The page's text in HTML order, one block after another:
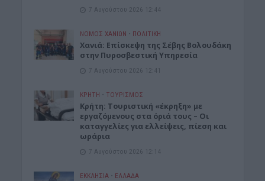
7 Αυγούστου 2026 12:44
ΝΟΜΌΣ ΧΑΝΊΩΝ • ΠΟΛΙΤΙΚΗ
Xανιά: Επίσκεψη της Σέβης Βολουδάκη
στην Πυροσβεστική Υπηρεσία
7 Αυγούστου 2026 12:41
ΚΡΗΤΗ • ΤΟΥΡΙΣΜΟΣ
Κρήτη: Τουριστική «έκρηξη» με
εργαζόμενους στα όριά τους – Οι
καταγγελίες για ελλείψεις, πίεση και
ωράρια
7 Αυγούστου 2026 12:14
ΕΚΚΛΗΣΙΑ • ΕΛΛΑΔΑ